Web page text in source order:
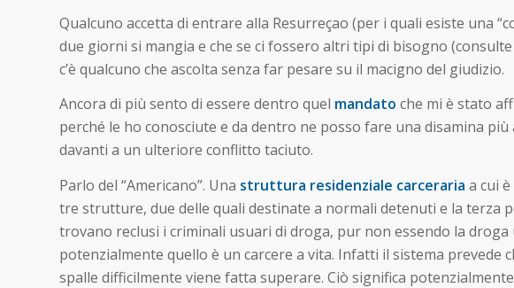
Qualcuno accetta di entrare alla Resurreçao (per i quali esiste una
due giorni si mangia e che se ci fossero altri tipi di bisogno
c’è qualcuno che ascolta senza far pesare su il macigno del giudizio.
Ancora di più sento di essere dentro quel mandato che mi è stato
perché le ho conosciute e da dentro ne posso fare una disamina
davanti a un ulteriore conflitto taciuto.
Parlo del “Americano”. Una struttura residenziale carceraria a cui
tre strutture, due delle quali destinate a normali detenuti e la terza
trovano reclusi i criminali usuari di droga, pur non essendo la
potenzialmente quello è un carcere a vita. Infatti il sistema
spalle difficilmente viene fatta superare. Ciò significa